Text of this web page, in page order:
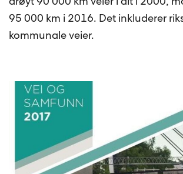
95 000 km i 2016. Det inkluderer
kommunale veier.